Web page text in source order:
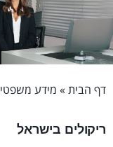
דף הבית » מידע משפטי
ריקולים בישראל